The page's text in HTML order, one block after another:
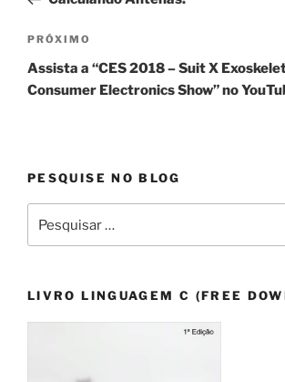
Post
Próximo
post
PRÓXIMO
Assista a “CES 2018 – Suit X
Consumer Electronics Show” no
PESQUISE NO BLOG
por:
LIVRO LINGUAGEM C (FREE